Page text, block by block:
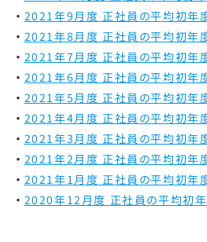
2021年9月度 正社員の平均初年
2021年8月度 正社員の平均初年
2021年7月度 正社員の平均初年
2021年6月度 正社員の平均初年
2021年5月度 正社員の平均初年
2021年4月度 正社員の平均初年
2021年3月度 正社員の平均初年
2021年2月度 正社員の平均初年
2021年1月度 正社員の平均初年
2020年12月度 正社員の平均初年